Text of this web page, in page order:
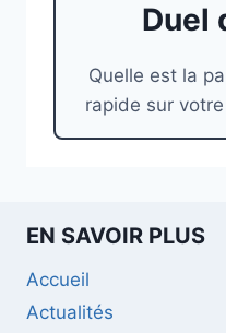
Duel
Quelle est la
rapide sur
EN SAVOIR PLUS
Accueil
Actualités